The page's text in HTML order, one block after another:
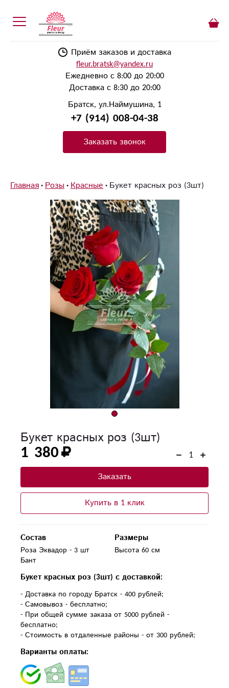
Приём заказов и доставка
fleur.bratsk@yandex.ru
Ежедневно с 8:00 до 20:00
Доставка с 8:30 до 20:00
Братск, ул.Наймушина, 1
+7 (914) 008-04-38
Заказать звонок
Главная Розы Красные Букет красных роз (3шт)
Букет красных роз (3шт)
1 380
Заказать
Купить в 1 клик
Состав
Роза Эквадор - 3 шт
Бант
Размеры
Высота 60 см
Букет красных роз (3шт) с доставкой:
- Доставка по городу Братск - 400 рублей;
- Самовывоз - бесплатно;
- При общей сумме заказа от 5000 рублей -
бесплатно;
- Стоимость в отдаленные районы - от 300 рублей;
Варианты оплаты: